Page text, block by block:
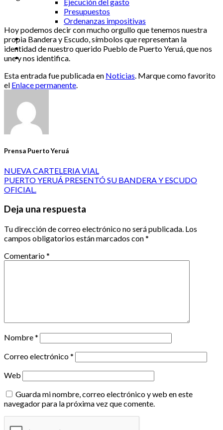
Presupuestos
Ordenanzas impositivas
Hoy podemos decir con mucho orgullo que tenemos nuestra
propia Bandera y Escudo, símbolos que representan la
identidad de nuestro querido Pueblo de Puerto Yeruá, que nos
une y nos identifica.
Esta entrada fue publicada en Noticias. Marque como favorito
el Enlace permanente.
Prensa Puerto Yeruá
NUEVA CARTELERIA VIAL
PUERTO YERUÁ PRESENTÓ SU BANDERA Y ESCUDO
OFICIAL.
Deja una respuesta
Tu dirección de correo electrónico no será publicada. Los
campos obligatorios están marcados con*
Comentario*
Nombre*
Correo electrónico*
Web
Guarda mi nombre, correo electrónico y web en este
navegador para la próxima vez que comente.